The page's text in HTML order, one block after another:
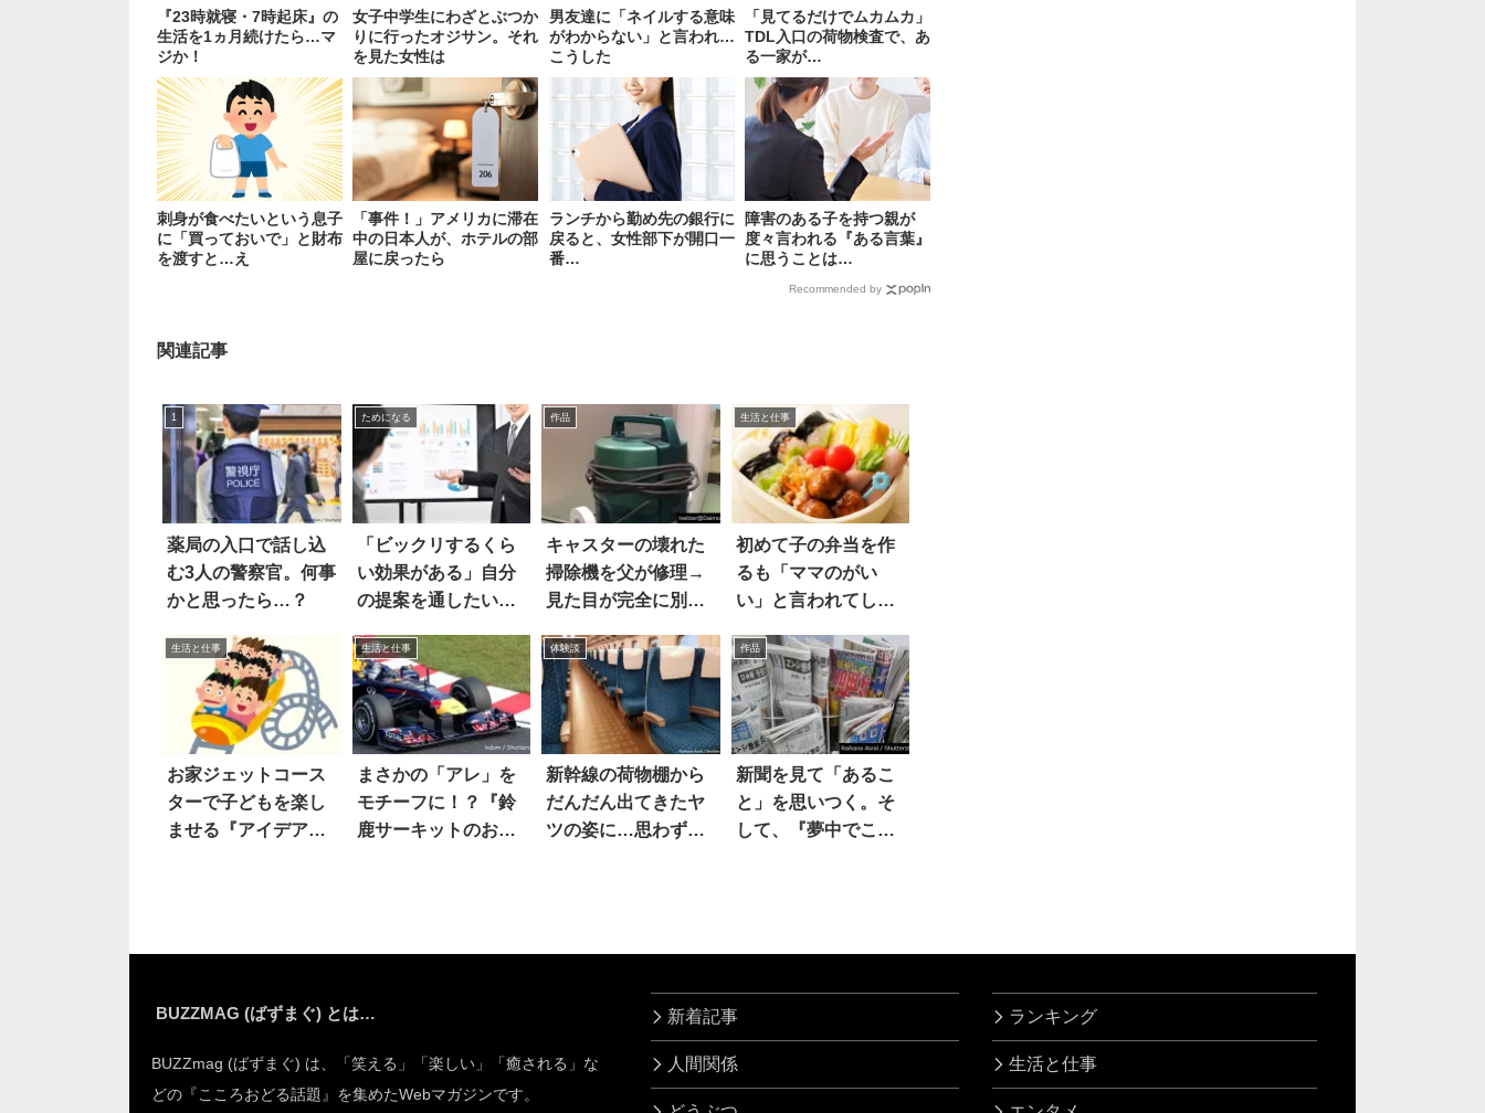
『23時就寝・7時起床』の
生活を1ヵ月続けたら…マ
ジか！
女子中学生にわざとぶつか
りに行ったオジサン。それ
を見た女性は
男友達に「ネイルする意味
がわからない」と言われ…
こうした
「見てるだけでムカムカ」
TDL入口の荷物検査で、あ
る一家が…
刺身が食べたいという息子
に「買っておいで」と財布
を渡すと…え
「事件！」アメリカに滞在
中の日本人が、ホテルの部
屋に戻ったら
ランチから勤め先の銀行に
戻ると、女性部下が開口一
番…
障害のある子を持つ親が
度々言われる『ある言葉』
に思うことは…
Recommended by
関連記事
1
薬局の入口で話し込
む3人の警察官。何事
かと思ったら…？
ためになる
「ビックリするくら
い効果がある」自分
の提案を通したいと
作品
キャスターの壊れた
掃除機を父が修理→
見た目が完全に別物
(笑)
生活と仕事
初めて子の弁当を作
るも「ママのがい
い」と言われてしま
生活と仕事
お家ジェットコース
ターで子どもを楽し
ませる『アイデア』
生活と仕事
まさかの「アレ」を
モチーフに！？『鈴
鹿サーキットのお土
体験談
新幹線の荷物棚から
だんだん出てきたヤ
ツの姿に…思わず二
作品
新聞を見て「あるこ
と」を思いつく。そ
して、『夢中でこれ
BUZZMAG (ばずまぐ) とは…
BUZZmag (ばずまぐ) は、「笑える」「楽しい」「癒される」な
どの『こころおどる話題』を集めたWebマガジンです。
新着記事
人間関係
ランキング
生活と仕事